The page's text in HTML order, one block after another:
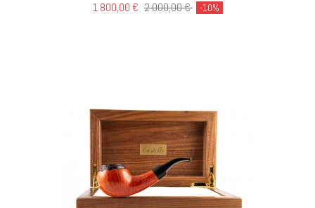
1 800,00 € 2 000,00 € -10%